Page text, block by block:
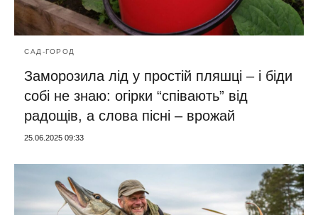
САД-ГОРОД
Заморозила лід у простій пляшці – і біди
собі не знаю: огірки “співають” від
радощів, а слова пісні – врожай
25.06.2025 09:33